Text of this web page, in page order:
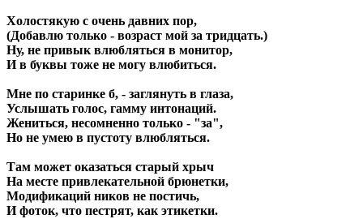
Холостякую с очень давних пор,
(Добавлю только - возраст мой за тридцать.)
Ну, не привык влюбляться в монитор,
И в буквы тоже не могу влюбиться.
Мне по старинке б, - заглянуть в глаза,
Услышать голос, гамму интонаций.
Жениться, несомненно только - "за",
Но не умею в пустоту влюбляться.
Там может оказаться старый хрыч
На месте привлекательной брюнетки,
Модификаций ников не постичь,
И фоток, что пестрят, как этикетки.